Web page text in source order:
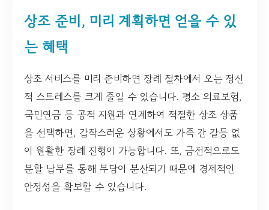
상조 준비, 미리 계획하면 얻을 수 있
는 혜택
상조 서비스를 미리 준비하면 장례 절차에서 오는 정신
적 스트레스를 크게 줄일 수 있습니다. 평소 의료보험,
국민연금 등 공적 지원과 연계하여 적절한 상조 상품
을 선택하면, 갑작스러운 상황에서도 가족 간 갈등 없
이 원활한 장례 진행이 가능합니다. 또, 금전적으로도
분할 납부를 통해 부담이 분산되기 때문에 경제적인
안정성을 확보할 수 있습니다.